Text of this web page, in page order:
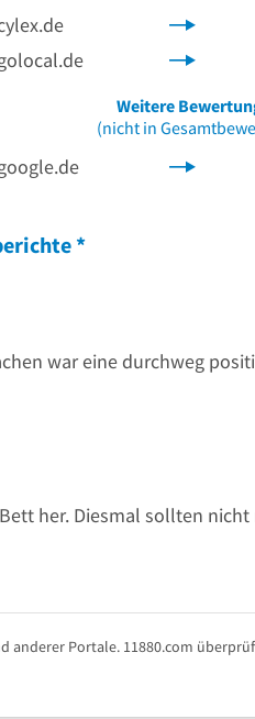
Weitere
(nicht in
*
war eine durchweg
her. Diesmal sollten
anderer Portale. 11880.com